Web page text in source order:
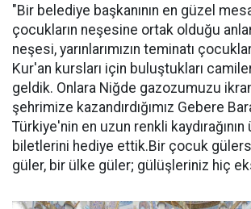
"Bir belediye başkanının en güzel
çocukların neşesine ortak olduğu
neşesi, yarınlarımızın teminatı
Kur'an kursları için buluştukları
geldik. Onlara Niğde gazozumuzu
şehrimize kazandırdığımız Gebere
Türkiye'nin en uzun renkli
biletlerini hediye ettik.Bir çocuk
güler, bir ülke güler; gülüşleriniz hiç